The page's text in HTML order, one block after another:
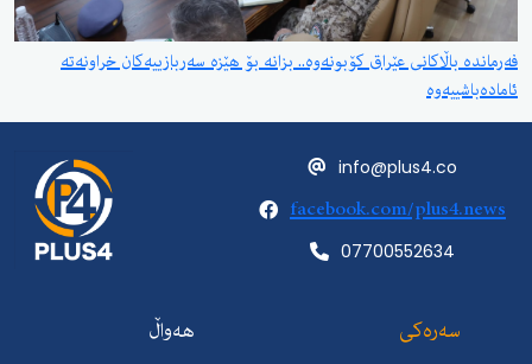
فەرماندە باڵاکانی عێراق کۆبونەوە.. بزانە بۆ هێزە سەربازییەکان خراونەتە
ئامادەباشییەوە
info@plus4.co
facebook.com/plus4.news
07700552634
سەرەکی
هەواڵ